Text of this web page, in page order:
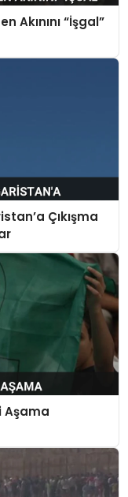
Akınını “İşgal”
Çıkışma
Aşama